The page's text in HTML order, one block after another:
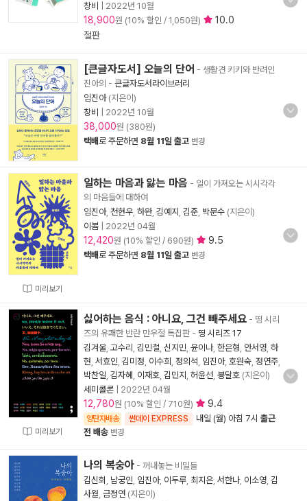
창비
2022년 10월
18,900원 (10% 할인 / 1,050원)
10.0
절판
[큰글자도서] 오늘의 단어 - 생활견 키키와 반려인
진아의 - 큰글자도서라이브러리
임진아(지은이)
창비
2022년 10월
38,000원 (380원)
택배로 주문하면 8월 11일 출고 변경
미리보기
일하는 마음과 앓는 마음 - 일이 가져오는 시시각각
의 마음들에 대하여
임진아, 천현우 하완, 김예지 김준 박문수 (지은이)
이봄
2022년 04월
12,420원 (10% 할인 / 690원) 9.5
택배로 주문하면 8월 11일 출고 변경
미리보기
싫어하는 음식 : 아니요, 그건 빼주세요 - 띵 시리
즈의 유쾌한 반란 만우절 특집판- 띵 시리즈 17
김겨울 고수리 김민철 신지민 윤이나, 한은형 안서영 하
현 서효인 김미정 이수희 정의석 임진아, 호원숙 정연주
박찬일 김자혜 이재호 김민지 허윤선 봉달호 (지은이)
세미콜론
2022년 04월
12,780원 (10% 할인 / 710원) 9.4
양탄자배송 썬데이 EXPRESS 내일 (월) 아침 7시 출근
전 배송 변경
나의 복숭아 - 꺼내놓는 비밀들
김신회
남궁인 임진아, 이두루 최지은 서한나, 이소영 김
사월 금정연 (지은이)